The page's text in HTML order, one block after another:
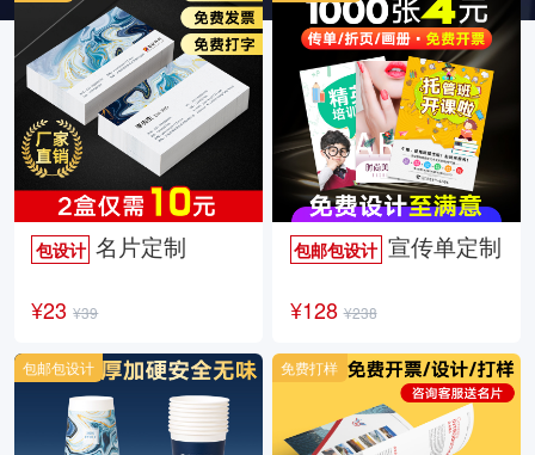
包设计 名片定制
¥23 ¥39
包邮包设计宣传单定制
¥128 ¥238
包邮包设计 免费打样